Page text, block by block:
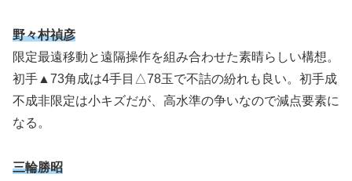
野々村禎彦
限定最遠移動と遠隔操作を組み合わせた素晴らしい構想。
初手▲73角成は4手目△78玉で不詰の紛れも良い。初手成
不成非限定は小キズだが、高水準の争いなので減点要素に
なる。
三輪勝昭